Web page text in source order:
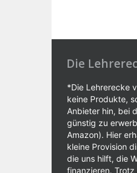
Die
*Die Lehrerecke
keine Produkte,
Anbieter hin, bei
günstig zu
Amazon). Hier
kleine Provision
die uns hilft, die
finanzieren.